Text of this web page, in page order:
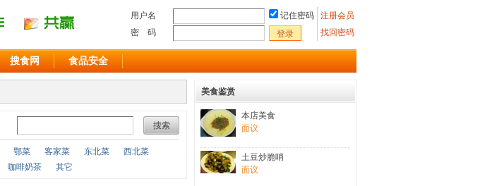
注册会员
找回密码
用户名
记住密码
密 码
登录
搜食网 食品安全
搜索
鄂菜 客家菜 东北菜
西北菜
咖啡奶茶 其它
美食鉴赏
本店美食
面议
土豆炒脆哨
面议